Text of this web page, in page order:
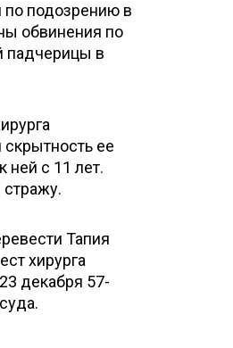
по подозрению в
обвинения по
падчерицы в
ее
ней с 11 лет.
стражу.
Тапия
хирурга
декабря 57-